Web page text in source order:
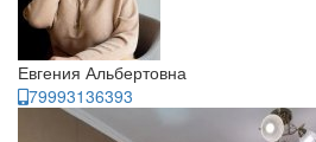
Евгения Альбертовна
79993136393